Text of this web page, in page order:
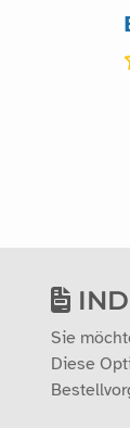
Sie
Diese